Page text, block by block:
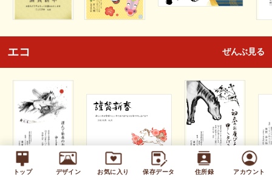
トップ デザイン お気に入り 保存データ 住所録 アカウント
エコ ぜんぶ見る